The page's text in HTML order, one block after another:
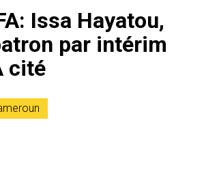
Issa Hayatou,
par intérim
cité